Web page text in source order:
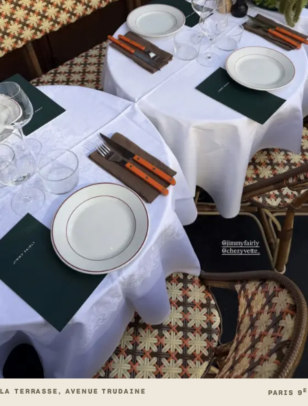
LA TERRASSE, AVENUE TRUDAINE PARIS 9 E